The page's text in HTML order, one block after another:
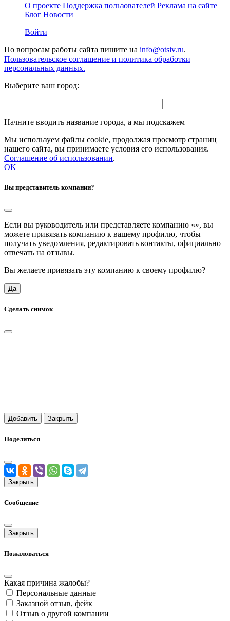
О проекте Поддержка пользователей Реклама на сайте
Блог Новости
Войти
По вопросам работы сайта пишите на info@otsiv.ru.
Пользовательское соглашение и политика обработки
персональных данных.
Выберите ваш город:
Начните вводить название города, а мы подскажем
Мы используем файлы cookie, продолжая просмотр страниц
нашего сайта, вы принимаете условия его использования.
Соглашение об использовании.
OK
Вы представитель компании?
Если вы руководитель или представляете компанию «», вы
можете привязать компанию к вашему профилю, чтобы
получать уведомления, редактировать контакты, официально
отвечать на отзывы.
Вы желаете привязать эту компанию к своему профилю?
Да
Сделать снимок
Добавить Закрыть
Поделиться
Закрыть
Сообщение
Закрыть
Пожаловаться
Какая причина жалобы?
Персональные данные
Заказной отзыв, фейк
Отзыв о другой компании